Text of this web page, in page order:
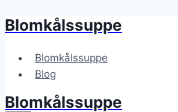
Fortsæt
indhold
Blomkålssuppe
Blomkålssuppe
Blog
Blomkålssuppe